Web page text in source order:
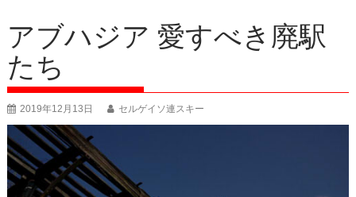
アブハジア 愛すべき廃駅
たち
2019年12月13日 セルゲイソ連スキー